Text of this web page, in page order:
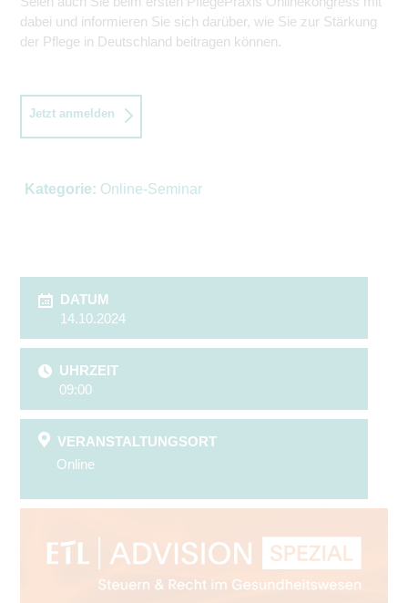
dabei und informieren Sie sich darüber, wie Sie zur Stärkung
der Pflege in Deutschland beitragen können.
Jetzt anmelden
Kategorie: Online-Seminar
DATUM
14.10.2024
UHRZEIT
09:00
VERANSTALTUNGSORT
Online